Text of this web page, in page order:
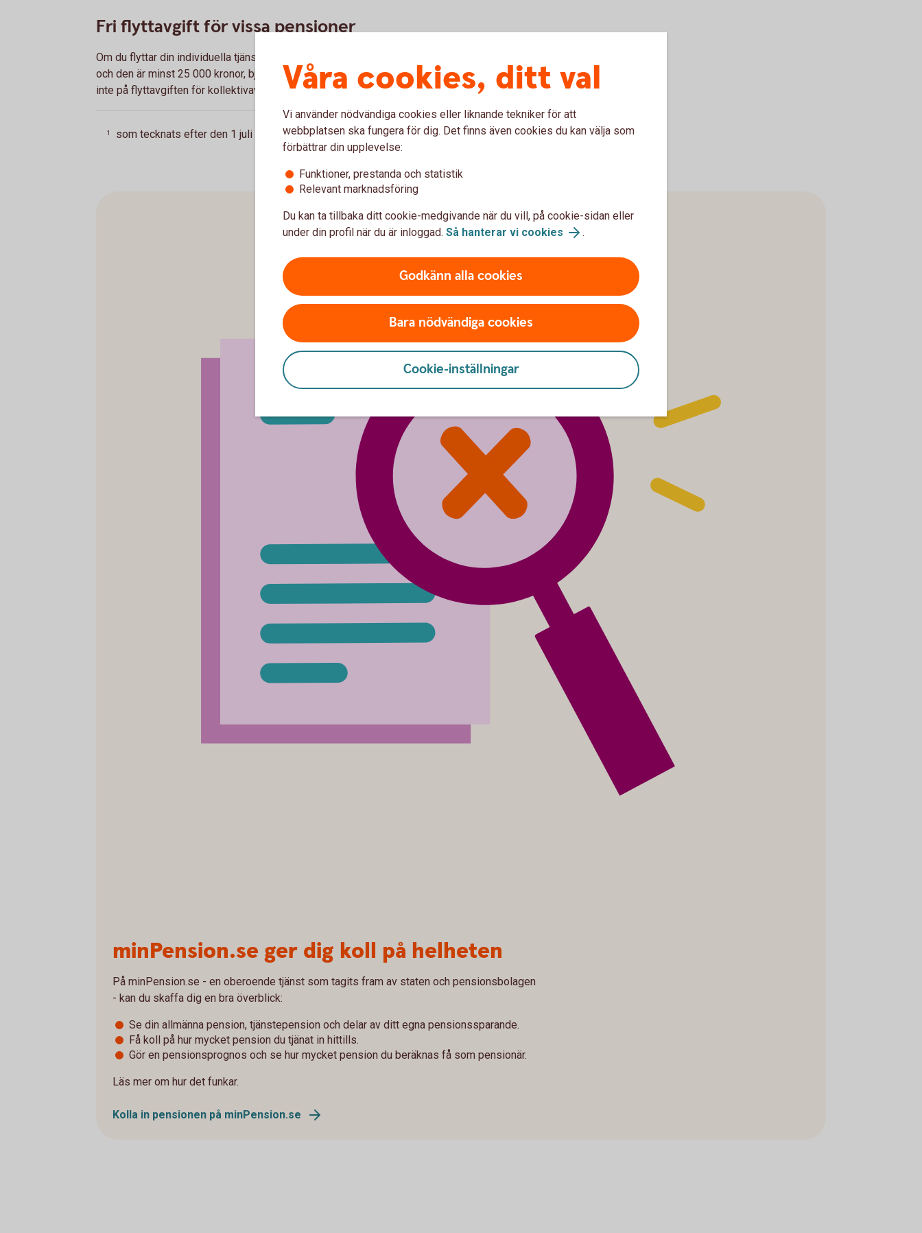
Fri flyttavgift för vissa pensioner
Om du flyttar din individuella tjänstepension eller
och den är minst 25 000 kronor, bjuder vi på flyttavgiften (upp till 600 kronor). Vi bjuder
inte på flyttavgiften för kollektivavtalad tjänstepension.
1 som tecknats efter den 1 juli 2007 Tillbaka
minPension.se ger dig koll på helheten
På minPension.se - en oberoende tjänst som tagits fram av staten och pensionsbolagen
- kan du skaffa dig en bra överblick:
Se din allmänna pension, tjänstepension och delar av ditt egna pensionssparande.
Få koll på hur mycket pension du tjänat in hittills.
Gör en pensionsprognos och se hur mycket pension du beräknas få som pensionär.
Läs mer om hur det funkar.
Kolla in pensionen på minPension.se
Våra cookies, ditt val
Vi använder nödvändiga cookies eller liknande tekniker för att
webbplatsen ska fungera för dig. Det finns även cookies du kan välja som
förbättrar din upplevelse:
Funktioner, prestanda och statistik
Relevant marknadsföring
Du kan ta tillbaka ditt cookie-medgivande när du vill, på cookie-sidan eller
under din profil när du är inloggad. Så hanterar vi cookies .
Godkänn alla cookies
Bara nödvändiga cookies
Cookie-inställningar